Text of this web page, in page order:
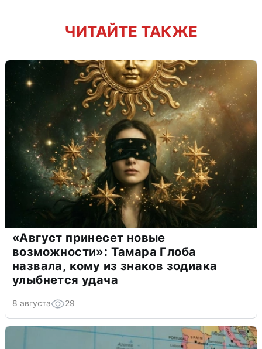
ЧИТАЙТЕ ТАКЖЕ
«Август принесет новые
возможности»: Тамара Глоба
назвала, кому из знаков зодиака
улыбнется удача
8 августа 29